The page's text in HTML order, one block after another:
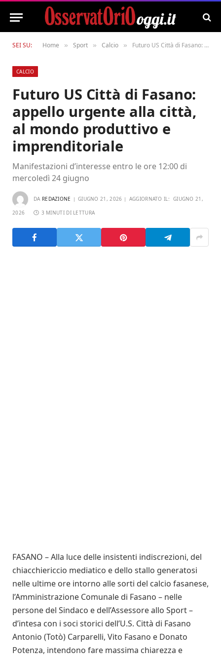
SEI SU: Home » Sport » Calcio » Futuro US Città di Fasano: appello urgente alla città, al mondo produttivo e imprenditoriale
CALCIO
Futuro US Città di Fasano:
appello urgente alla città,
al mondo produttivo e
imprenditoriale
Manifestazioni d’interesse entro le ore 12:00 di
mercoledì 24 giugno
DA REDAZIONE GIUGNO 21, 2026 AGGIORNATO IL: GIUGNO 21,
2026 3 MINUTI DI LETTURA
FASANO –Alla luce delle insistenti indiscrezioni, del
chiacchiericcio mediatico e dello stallo generatosi
nelle ultime ore intorno alle sorti del calcio fasanese,
l’Amministrazione Comunale di Fasano – nelle
persone del Sindaco e dell’Assessore allo Sport –
d’intesa con i soci storici dell’U.S. Città di Fasano
Antonio (Totò) Carparelli, Vito Fasano e Donato
Potenza, intendono fare massima chiarezza e